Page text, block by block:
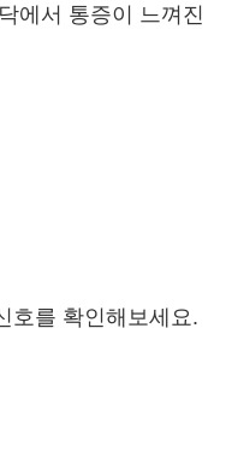
에서 통증이 느껴진
호를 확인해보세요.